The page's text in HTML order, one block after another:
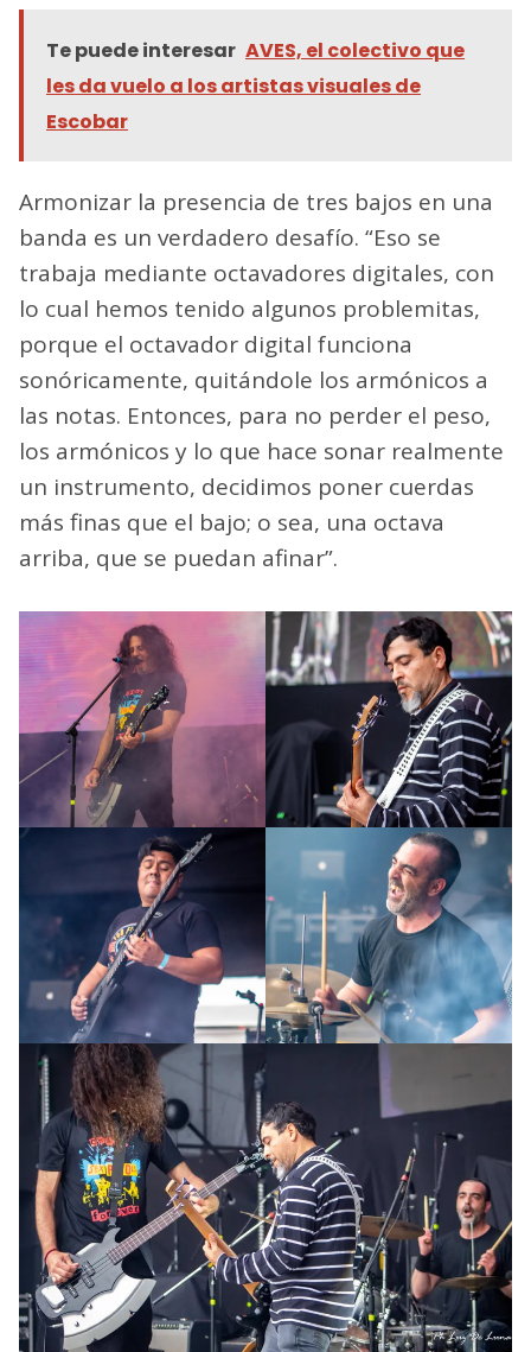
Te puede interesar AVES, el colectivo que
les da vuelo a los artistas visuales de
Escobar
Armonizar la presencia de tres bajos en una
banda es un verdadero desafío. “Eso se
trabaja mediante octavadores digitales, con
lo cual hemos tenido algunos problemitas,
porque el octavador digital funciona
sonóricamente, quitándole los armónicos a
las notas. Entonces, para no perder el peso,
los armónicos y lo que hace sonar realmente
un instrumento, decidimos poner cuerdas
más finas que el bajo; o sea, una octava
arriba, que se puedan afinar”.